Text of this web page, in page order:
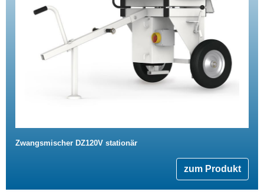
Zwangsmischer DZ120V stationär
zum Produkt